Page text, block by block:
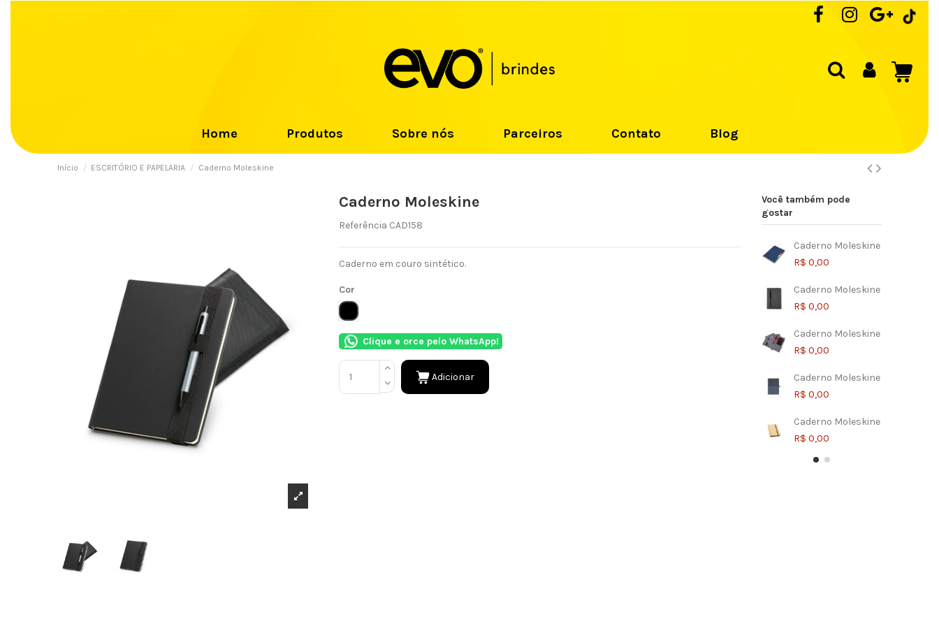
Home Produtos Sobre nós Parceiros Contato Blog
Início ESCRITÓRIO E PAPELARIA Caderno Moleskine
Caderno Moleskine
Referência CAD158
Caderno em couro sintético.
Cor
PRETO
Clique e orce pelo WhatsApp!
Adicionar
Você também pode
gostar
Caderno Moleskine
R$ 0,00
Caderno Moleskine
R$ 0,00
Caderno Moleskine
R$ 0,00
Caderno Moleskine
R$ 0,00
Caderno Moleskine
R$ 0,00
Caderno Moleskine
Caderno Moleskine
Caderno Moleskine